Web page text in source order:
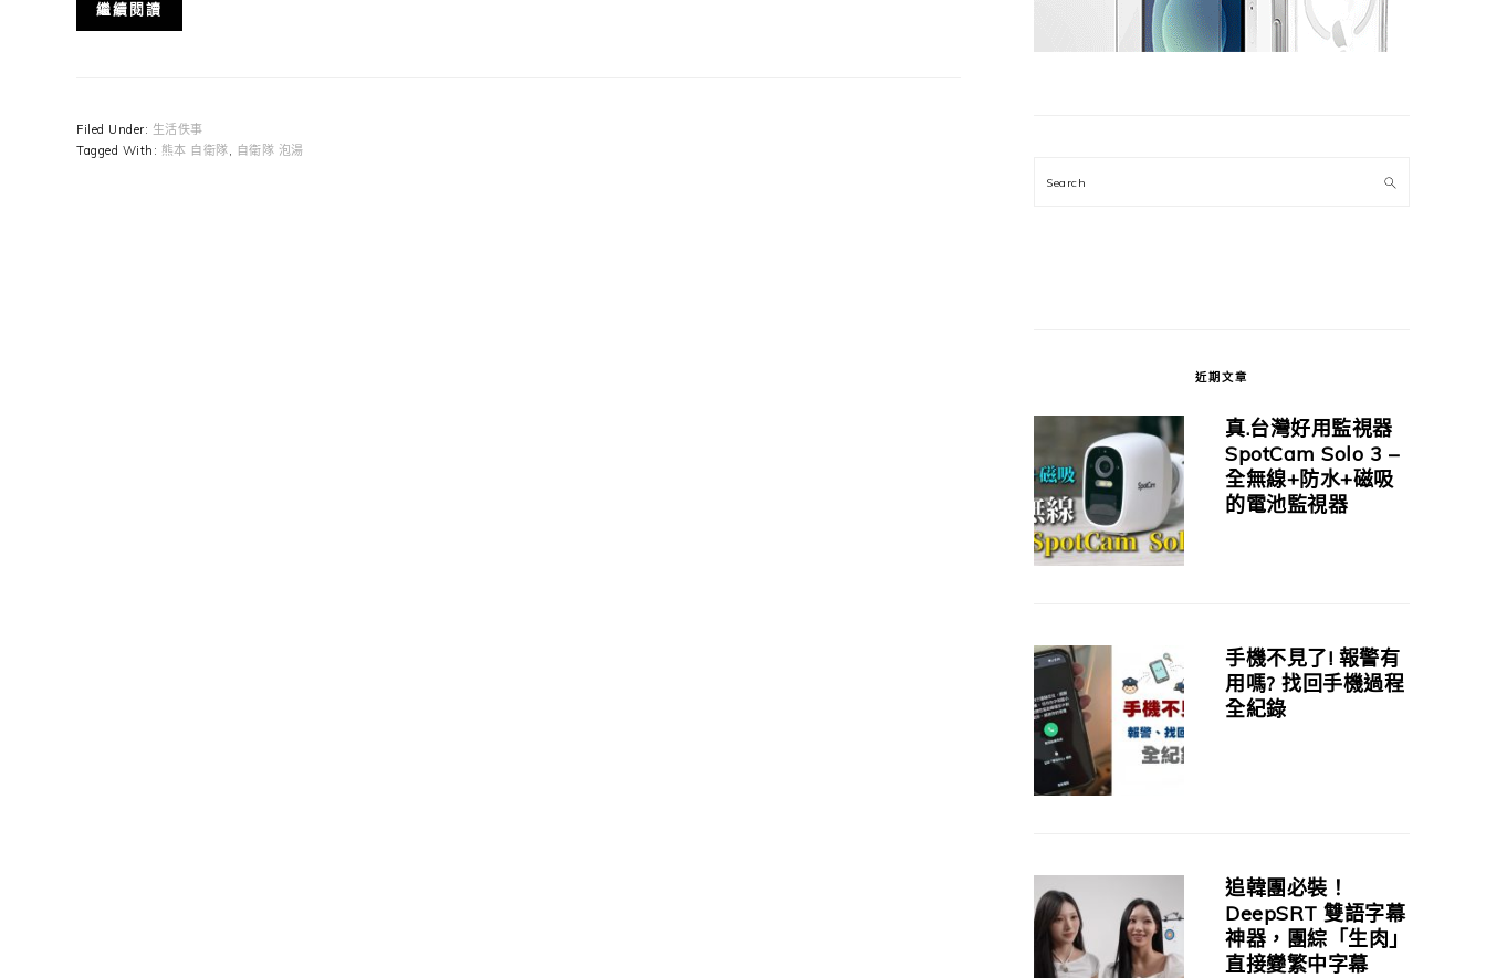
繼續閱讀
Filed Under: 生活佚事
Tagged With: 熊本 自衛隊, 自衛隊 泡湯
Search
近期文章
真.台灣好用監視器
SpotCam Solo 3 –
全無線+防水+磁吸
的電池監視器
手機不見了! 報警有
用嗎? 找回手機過程
全紀錄
追韓團必裝！
DeepSRT 雙語字幕
神器，團綜「生肉」
直接變繁中字幕